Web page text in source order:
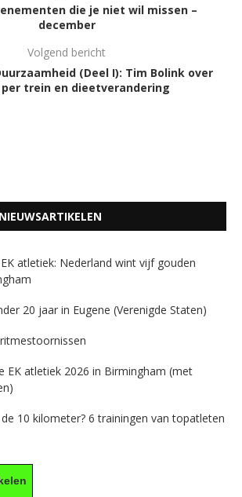
die je niet wil missen –
december
Volgend bericht
(Deel I): Tim Bolink over
trein en dieetverandering
atletiek: Nederland wint vijf gouden
20 jaar in Eugene (Verenigde Staten)
EK atletiek 2026 in Birmingham (met
10 kilometer? 6 trainingen van topatleten